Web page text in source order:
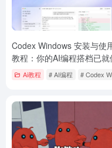
Codex Windows 安装与使
教程：你的AI编程搭档已就
Ai教程 # AI编程 # Codex